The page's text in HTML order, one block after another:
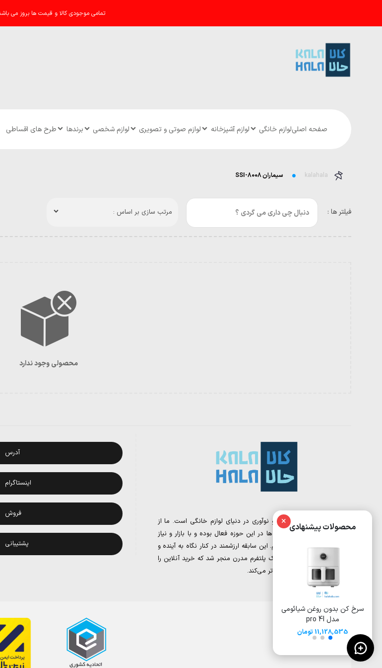
× محصولات پیشنهادی
سرخ کن بدون روغن شیائومی
مدل pro 4l
11,128,535 تومان
تمامی موجودی کالا و قیمت ها بروز می
صفحه اصلیلوازم خانگی لوازم آشپزخانه لوازم صوتی و تصویری لوازم شخصی برندها طرح های اقساطی
kalahala سیماران SSI-8008
فیلتر ها : مرتب سازی بر اساس :
محصولی وجود ندارد
کالا حالا، نقطه تلاقی تجربه و نوآوری در دنیای لوازم خانگی است. ما از
تیمی تشکیل شده‌ایم که سال‌ها در این حوزه فعال بوده و با بازار و نیاز
مشتریان به‌خوبی آشنا هستیم. این سابقه ارزشمند در کنار نگاه به آینده و
دیجیتال مارکتینگ، به خلق یک پلتفرم مدرن منجر شد که خرید آنلاین را
برای شما ساده‌تر و هوشمندانه‌تر می‌کند.
آدرس
اینستاگرام
فروش
پشتیبانی